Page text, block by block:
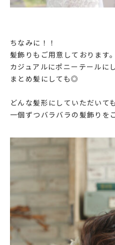
ちなみに！！
髪飾りもご用意しております。
カジュアルにポニーテールに
まとめ髪にしても◎
どんな髪形にしていただいて
一個ずつバラバラの髪飾りを